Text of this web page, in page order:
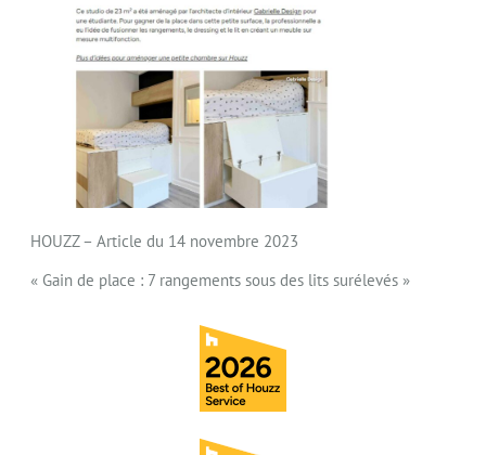
HOUZZ – Article du 14 novembre 2023
« Gain de place : 7 rangements sous des lits surélevés »